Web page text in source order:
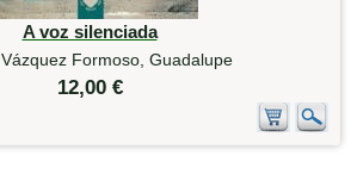
A voz silenciada
Vázquez Formoso, Guadalupe
12,00 €